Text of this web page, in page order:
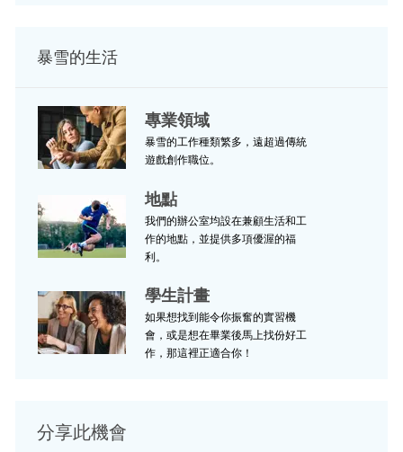
暴雪的生活
專業領域
暴雪的工作種類繁多，遠超過傳統
遊戲創作職位。
地點
我們的辦公室均設在兼顧生活和工
作的地點，並提供多項優渥的福
利。
學生計畫
如果想找到能令你振奮的實習機
會，或是想在畢業後馬上找份好工
作，那這裡正適合你！
分享此機會